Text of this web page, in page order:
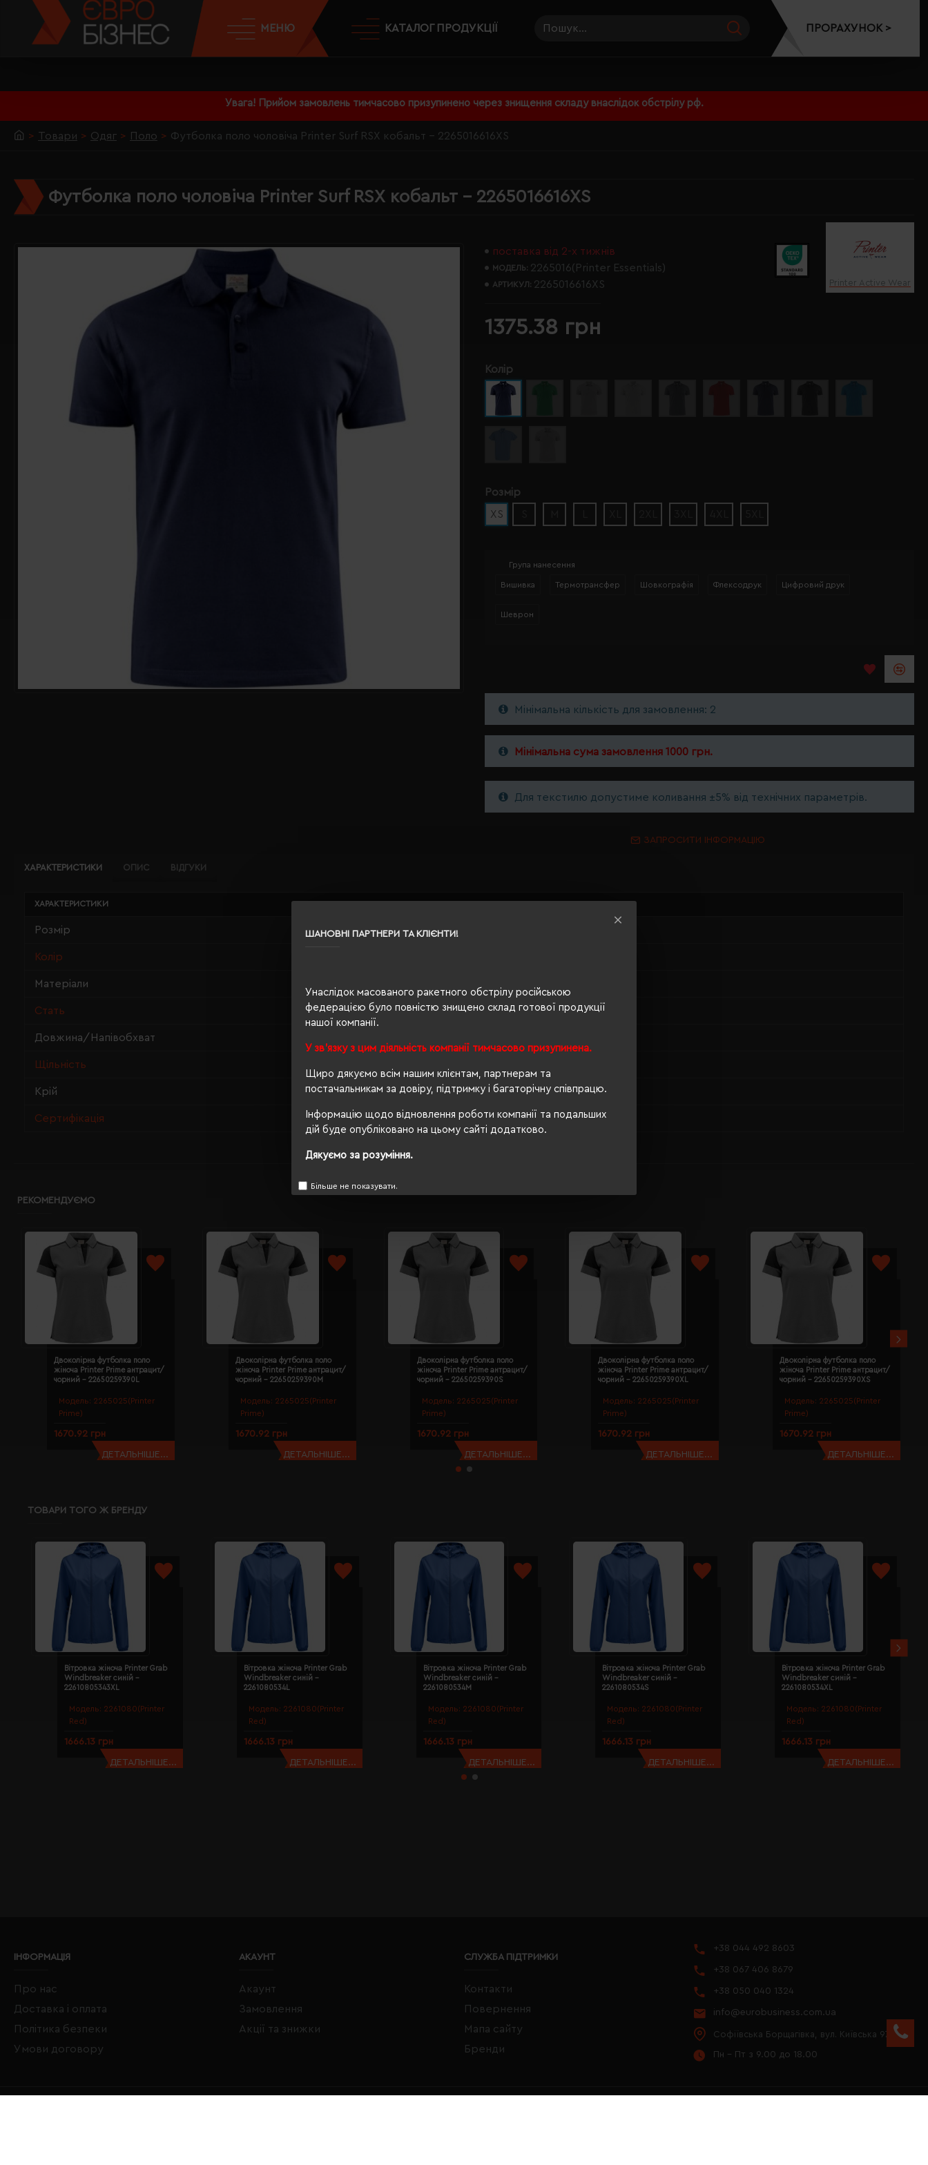
ШАНОВНІ ПАРТНЕРИ ТА КЛІЄНТИ!
Унаслідок масованого ракетного обстрілу російською
федерацією було повністю знищено склад готової продукції
нашої компанії.
У зв'язку з цим діяльність компанії тимчасово призупинена.
Щиро дякуємо всім нашим клієнтам, партнерам та
постачальникам за довіру, підтримку і багаторічну співпрацю.
Інформацію щодо відновлення роботи компанії та подальших
дій буде опубліковано на цьому сайті додатково.
Дякуємо за розуміння.
Більше не показувати.
Увага! Прийом замовлень тимчасово призупинено через знищення складу внаслідок обстрілу рф.
МЕНЮ КАТАЛОГ ПРОДУКЦІЇ ПРОРАХУНОК >
Товари Одяг Поло Футболка поло чоловіча Printer Surf RSX кобальт - 2265016616XS
Футболка поло чоловіча Printer Surf RSX кобальт - 2265016616XS
поставка від 2-х тижнів
МОДЕЛЬ: 2265016(Printer Essentials)
АРТИКУЛ: 2265016616XS Printer Active Wear
1375.38 грн
Колір
Розмір
XS
Група нанесення
Вишивка Термотрансфер Шовкографія Флексодрук Цифровий друк
Шеврон
Мінімальна кількість для замовлення: 2
Мінімальна сума замовлення 1000 грн.
Для текстилю допустиме коливання ±5% від технічних параметрів.
ЗАПРОСИТИ ІНФОРМАЦІЮ
ХАРАКТЕРИСТИКИ ОПИС ВІДГУКИ
ХАРАКТЕРИСТИКИ
Розмір
Колір
Матеріали
Стать чоловіча
Довжина/Напівобхват
Щільність
Крій прямий
Сертифікація OEKO-TEX® Standard 100
РЕКОМЕНДУЄМО
Модель: 2265025(Printer
Prime)
Двоколірна футболка поло
жіноча Printer Prime антрацит/
чорний - 22650259390L
1670.92 грн
ДЕТАЛЬНІШЕ...
Модель: 2265025(Printer
Prime)
Двоколірна футболка поло
жіноча Printer Prime антрацит/
чорний - 22650259390M
1670.92 грн
ДЕТАЛЬНІШЕ...
Модель: 2265025(Printer
Prime)
Двоколірна футболка поло
жіноча Printer Prime антрацит/
чорний - 22650259390S
1670.92 грн
ДЕТАЛЬНІШЕ...
Модель: 2265025(Printer
Prime)
Двоколірна футболка поло
жіноча Printer Prime антрацит/
чорний - 22650259390XL
1670.92 грн
ДЕТАЛЬНІШЕ...
Модель: 2265025(Printer
Prime)
Двоколірна футболка поло
жіноча Printer Prime антрацит/
чорний - 22650259390XS
1670.92 грн
ДЕТАЛЬНІШЕ...
ТОВАРИ ТОГО Ж БРЕНДУ
Модель: 2261080(Printer
Red)
Вітровка жіноча Printer Grab
Windbreaker синій -
22610805343XL
1666.13 грн
ДЕТАЛЬНІШЕ...
Модель: 2261080(Printer
Red)
Вітровка жіноча Printer Grab
Windbreaker синій -
2261080534L
1666.13 грн
ДЕТАЛЬНІШЕ...
Модель: 2261080(Printer
Red)
Вітровка жіноча Printer Grab
Windbreaker синій -
2261080534M
1666.13 грн
ДЕТАЛЬНІШЕ...
Модель: 2261080(Printer
Red)
Вітровка жіноча Printer Grab
Windbreaker синій -
2261080534S
1666.13 грн
ДЕТАЛЬНІШЕ...
Модель: 2261080(Printer
Red)
Вітровка жіноча Printer Grab
Windbreaker синій -
2261080534XL
1666.13 грн
ДЕТАЛЬНІШЕ...
ІНФОРМАЦІЯ
Про нас
Доставка і оплата
Політика безпеки
Умови договору
АКАУНТ
Акаунт
Замовлення
Акції та знижки
СЛУЖБА ПІДТРИМКИ
Контакти
Повернення
Мапа сайту
Бренди
+38 044 492 8603
+38 067 406 8679
+38 050 040 1324
info@eurobusiness.com.ua
Софіївська Борщагівка, вул. Київська 97
Пн - Пт з 9.00 до 18.00